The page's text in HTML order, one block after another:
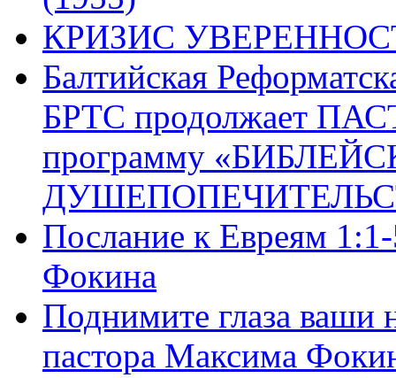
КРИЗИС
Балтийская
БРТС продолжает
программу
Послание к Евреям
Фокина
Поднимите глаза ваши
пастора Максима